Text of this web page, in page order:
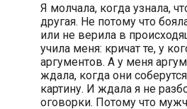
Я молчала, когда узнала,
другая. Не потому что
или не верила в
учила меня: кричат те, у
аргументов. А у меня
ждала, когда они
картину. И ждала я не
оговорки. Потому что